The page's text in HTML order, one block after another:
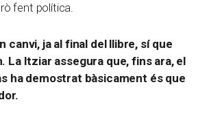
fent política.
canvi, ja al final del llibre, sí que
La Itziar assegura que, fins ara, el
ha demostrat bàsicament és que